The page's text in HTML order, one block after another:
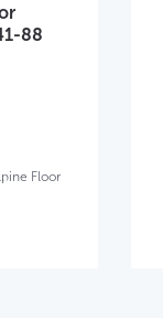
88
Floor